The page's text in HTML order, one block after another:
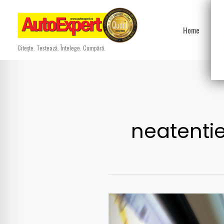
content
Citește. Testează. Întelege. Cumpără.
Home
Poliţia
Română